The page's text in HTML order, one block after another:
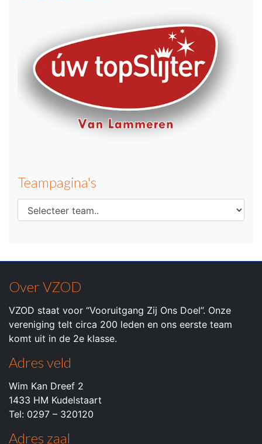
Teampagina's
Over VZOD
VZOD staat voor “Vooruitgang Zij Ons Doel”. Onze
vereniging telt circa 200 leden en ons eerste team
komt uit in de 2e klasse.
Adres veld
Wim Kan Dreef 2
1433 HM Kudelstaart
Tel: 0297 – 320120
Adres zaal